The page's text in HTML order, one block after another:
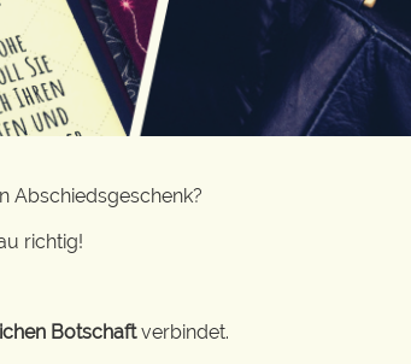
Abschiedsgeschenk?
richtig!
Botschaftverbindet.